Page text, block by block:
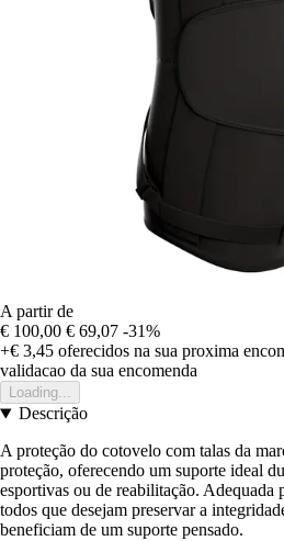
A partir de
€ 100,00 € 69,07 -31%
+€ 3,45 oferecidos na sua proxima
validacao da sua encomenda
Loading...
Descrição
A proteção do cotovelo com talas da
proteção, oferecendo um suporte ideal
esportivas ou de reabilitação. Adequada
todos que desejam preservar a
beneficiam de um suporte pensado.